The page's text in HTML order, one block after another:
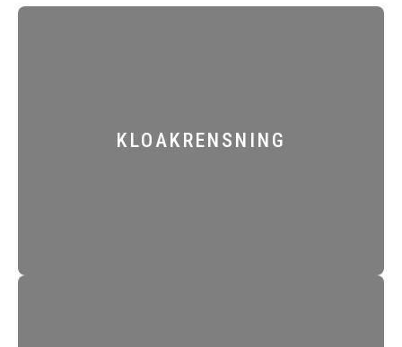
KLOAKRENSNING